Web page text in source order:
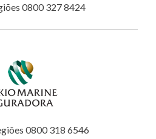
0800 327 8424
0800 318 6546